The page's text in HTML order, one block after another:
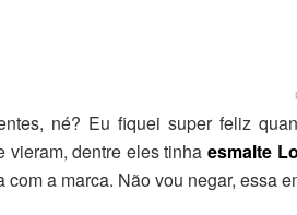
né? Eu fiquei super feliz
vieram, dentre eles tinhaesmalte
a marca. Não vou negar, essa